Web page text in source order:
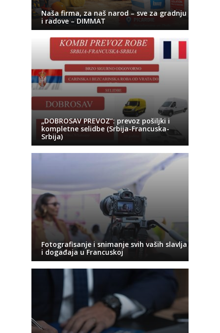
Naša firma, za naš narod – sve za gradnju
i radove – DIMMAT
„DOBROSAV PREVOZ“: prevoz pošiljki i
kompletne selidbe (Srbija-Francuska-
Srbija)
Fotografisanje i snimanje svih vaših slavlja
i događaja u Francuskoj